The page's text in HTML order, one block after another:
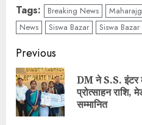
Tags: Breaking News
News
Siswa Bazar Siswa
Continue
Reading
Previous
DM ने S.S. इंटर
प्रोत्साहन राशि,
सम्मानित